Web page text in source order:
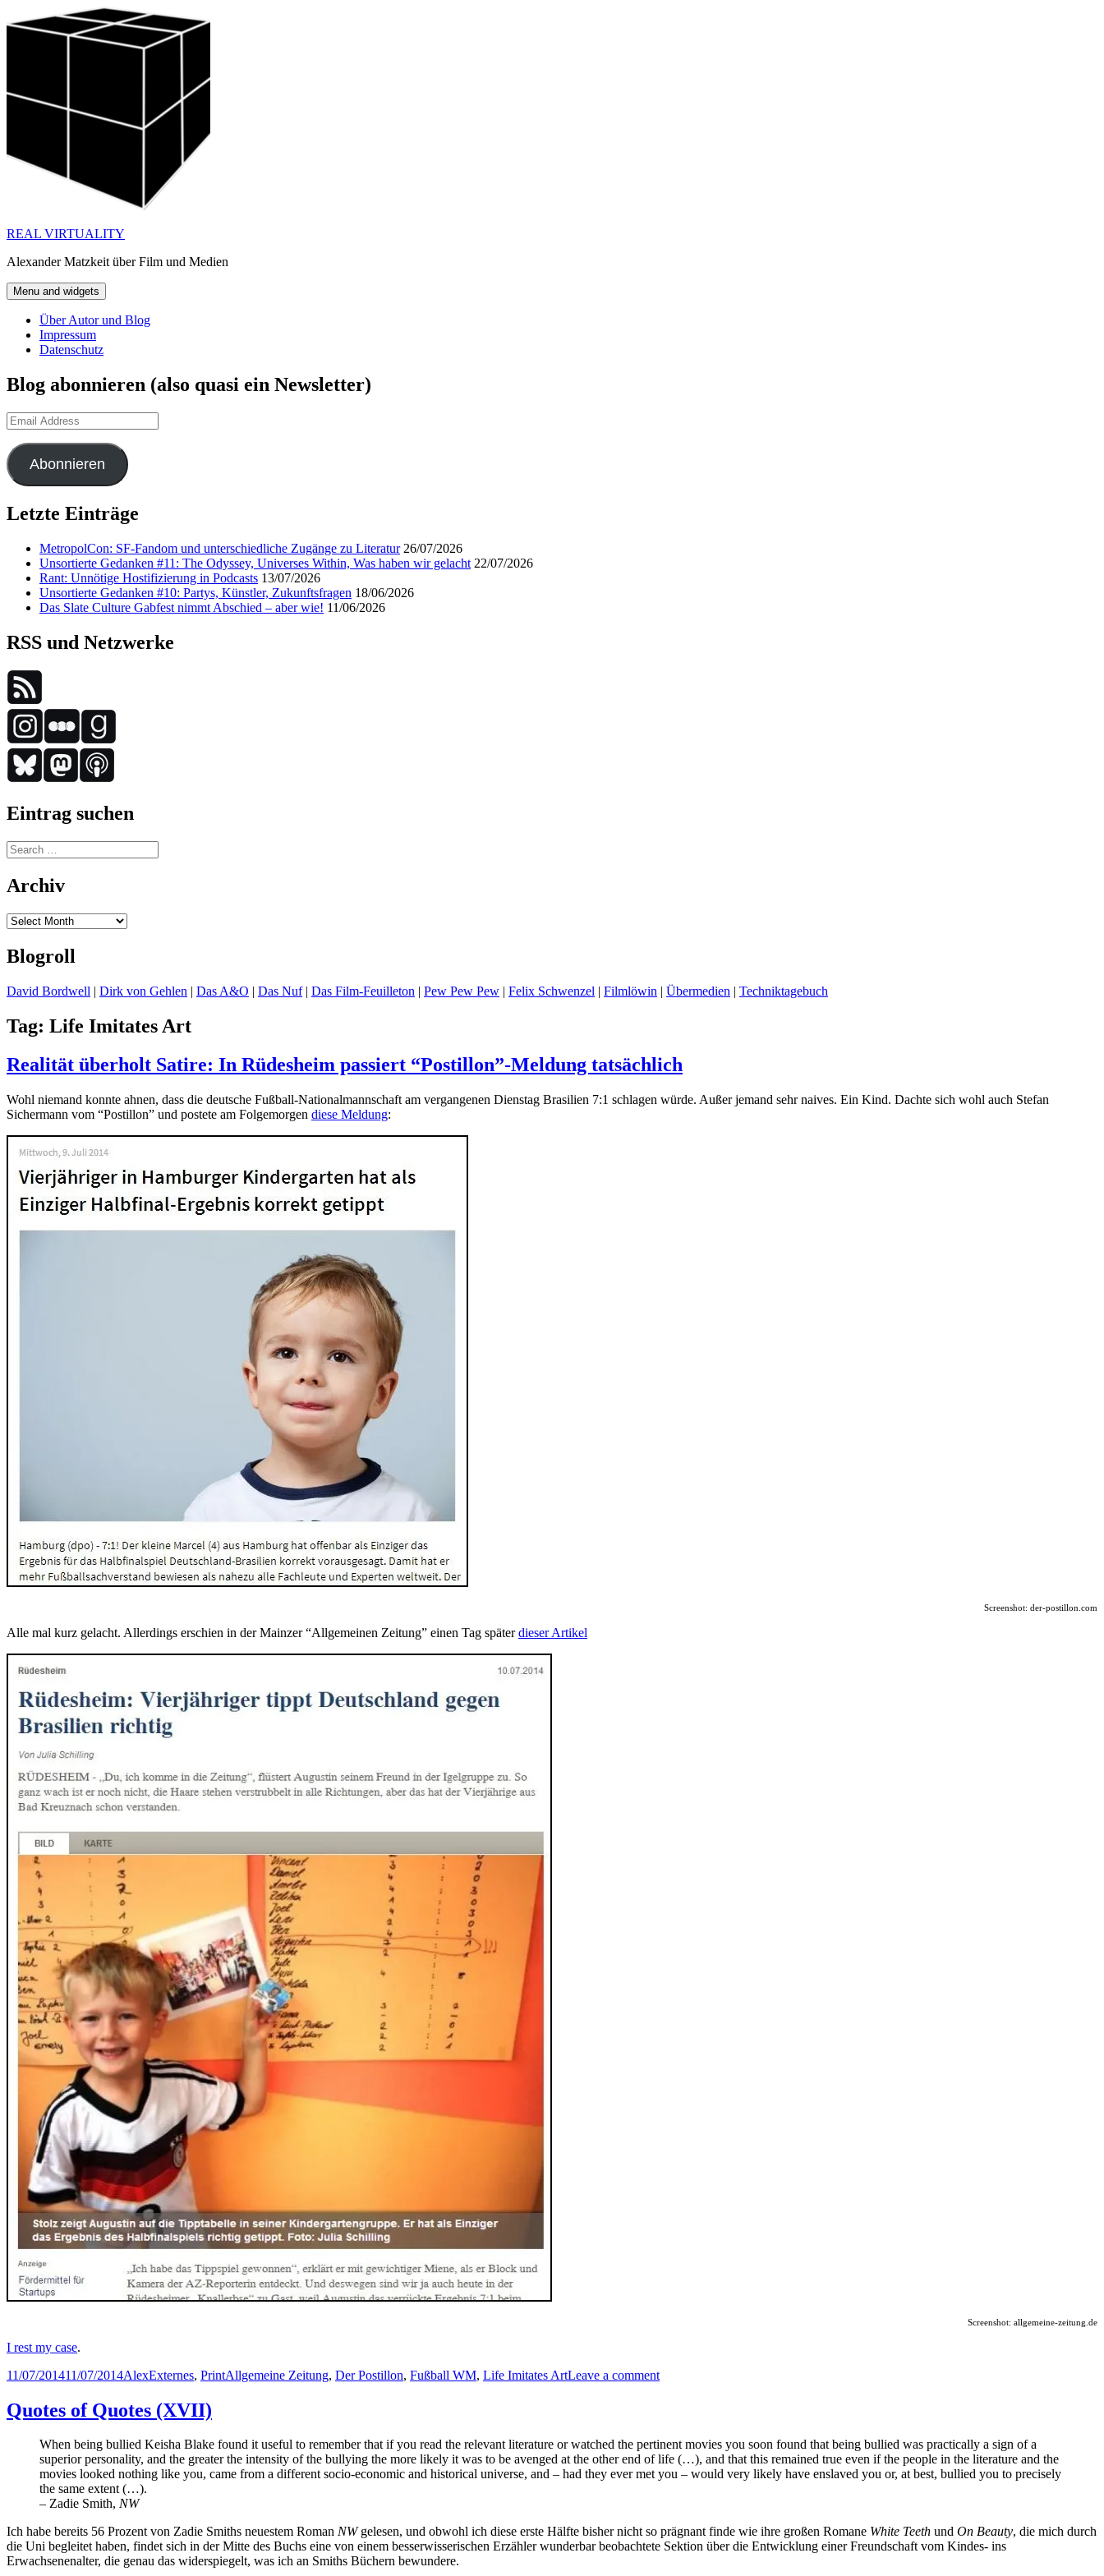
to
REAL VIRTUALITY
Alexander Matzkeit über Film und Medien
Menu and widgets
Über Autor und Blog
Impressum
Datenschutz
Blog abonnieren (also quasi ein Newsletter)
Email
Address
Abonnieren
Letzte Einträge
MetropolCon: SF-Fandom und unterschiedliche Zugänge zu Literatur 26/07/2026
Unsortierte Gedanken #11: The Odyssey, Universes Within, Was haben wir gelacht 22/07/2026
Rant: Unnötige Hostifizierung in Podcasts 13/07/2026
Unsortierte Gedanken #10: Partys, Künstler, Zukunftsfragen 18/06/2026
Das Slate Culture Gabfest nimmt Abschied – aber wie! 11/06/2026
RSS und Netzwerke
Eintrag suchen
Search
for:
Archiv
Archiv
Blogroll
David Bordwell | Dirk von Gehlen | Das A&O | Das Nuf| Das Film-Feuilleton | Pew Pew Pew | Felix Schwenzel | Filmlöwin | Übermedien | Techniktagebuch
Tag: Life Imitates Art
Realität überholt Satire: In Rüdesheim passiert “Postillon”-Meldung tatsächlich
Wohl niemand konnte ahnen, dass die deutsche Fußball-Nationalmannschaft am vergangenen Dienstag Brasilien 7:1 schlagen würde. Außer jemand sehr naives. Ein Kind. Dachte sich wohl auch Stefan
Sichermann vom “Postillon” und postete am Folgemorgen diese Meldung:
Screenshot: der-postillon.com
Alle mal kurz gelacht. Allerdings erschien in der Mainzer “Allgemeinen Zeitung” einen Tag späterdieser Artikel
Screenshot: allgemeine-zeitung.de
I rest my case.
Posted
11/07/201411/07/2014Author
AlexCategories
Externes, PrintTags
Allgemeine Zeitung, Der Postillon, Fußball WM, Life Imitates ArtLeave a commenton
Rüdesheim
passiert
“Postillon”-
Quotes of Quotes (XVII)
When being bullied Keisha Blake found it useful to remember that if you read the relevant literature or watched the pertinent movies you soon found that being bullied was practically a sign of a
superior personality, and the greater the intensity of the bullying the more likely it was to be avenged at the other end of life (…), and that this remained true even if the people in the literature and the
movies looked nothing like you, came from a different socio-economic and historical universe, and – had they ever met you – would very likely have enslaved you or, at best, bullied you to precisely
the same extent (…).
– Zadie Smith, NW
Ich habe bereits 56 Prozent von Zadie Smiths neuestem Roman NWgelesen, und obwohl ich diese erste Hälfte bisher nicht so prägnant finde wie ihre großen Romane White Teeth und On Beauty, die mich durch
die Uni begleitet haben, findet sich in der Mitte des Buchs eine von einem besserwisserischen Erzähler wunderbar beobachtete Sektion über die Entwicklung einer Freundschaft vom Kindes- ins
Erwachsenenalter, die genau das widerspiegelt, was ich an Smiths Büchern bewundere.